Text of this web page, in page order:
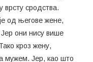
врсту сродства.
од његове жене,
они нису више
кроз жену,
мужем. Јер, као што